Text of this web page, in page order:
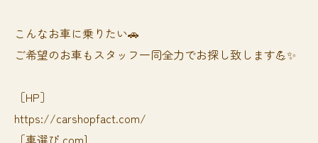
⁡⁡⁡こんなお車に乗りたい🚗
ご希望のお車もスタッフ一同全力でお探し致します💪✨
［HP］
https://carshopfact.com/
［車選び.com]